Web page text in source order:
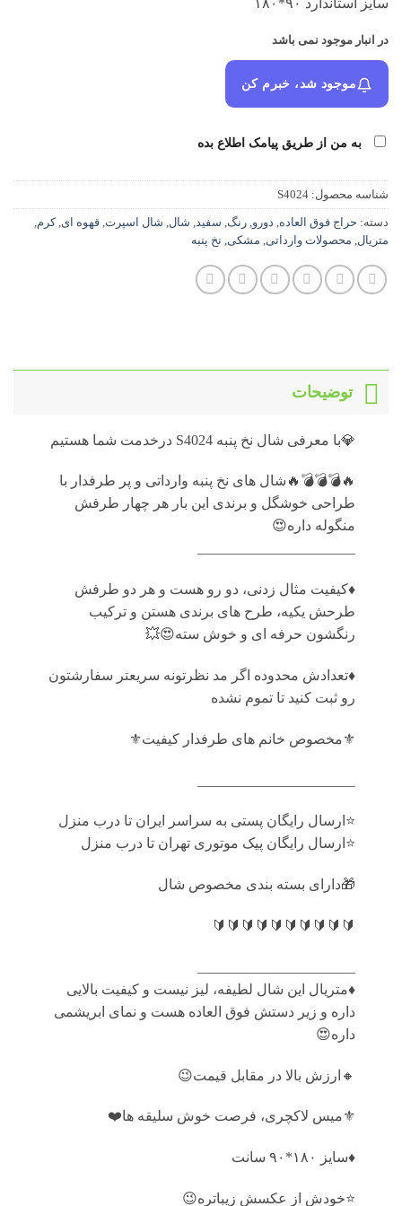
سایز استاندارد ۹۰*۱۸۰
در انبار موجود نمی باشد
موجود شد، خبرم کن
به من از طریق پیامک اطلاع بده
شناسه محصول: S4024
دسته: حراج فوق العاده دورو رنگ سفید شال شال اسپرت قهوه ای ,کرم
متریال محصولات وارداتی مشکی نخ پنبه
توضیحات
💎با معرفی شال نخ پنبه S4024 درخدمت شما هستیم
🔥💣💣💣🔥شال های نخ پنبه وارداتی و پر طرفدار با
طراحی خوشگل و برندی این بار هر چهار طرفش
منگوله داره😍
♦️کیفیت مثال زدنی، دو رو هست و هر دو طرفش
طرحش یکیه، طرح های برندی هستن و ترکیب
رنگشون حرفه ای و خوش سته😍💥
♦️تعدادش محدوده اگر مد نظرتونه سریعتر سفارشتون
رو ثبت کنید تا تموم نشده
⚜️مخصوص خانم های طرفدار کیفیت⚜️
⭐️ارسال رایگان پستی به سراسر ایران تا درب منزل
⭐️ارسال رایگان پیک موتوری تهران تا درب منزل
🎁دارای بسته بندی مخصوص شال
🔰🔰🔰🔰🔰🔰🔰🔰🔰🔰
♦️متریال این شال لطیفه، لیز نیست و کیفیت بالایی
داره و زیر دستش فوق العاده هست و نمای ابریشمی
داره😍
🔸ارزش بالا در مقابل قیمت😉
⚜️میس لاکچری، فرصت خوش سلیقه ها❤️
♦️سايز ۱۸۰*۹۰ سانت
⭐️خودش از عکسش زیباتره😉